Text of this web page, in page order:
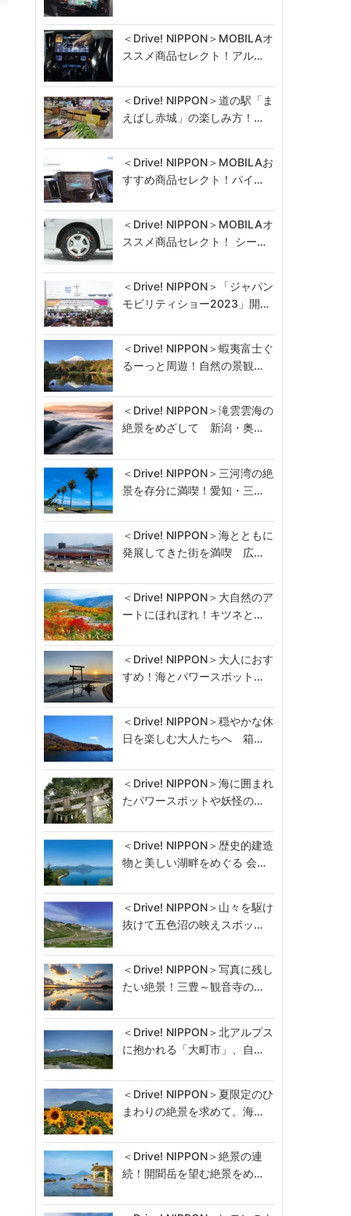
＜Drive! NIPPON＞MOBILAオ
ススメ商品セレクト！アル…
＜Drive! NIPPON＞道の駅「ま
えばし赤城」の楽しみ方！…
＜Drive! NIPPON＞MOBILAお
すすめ商品セレクト！パイ…
＜Drive! NIPPON＞MOBILAオ
ススメ商品セレクト！ シー…
＜Drive! NIPPON＞「ジャパン
モビリティショー2023」開…
＜Drive! NIPPON＞蝦夷富士ぐ
るーっと周遊！自然の景観…
＜Drive! NIPPON＞滝雲雲海の
絶景をめざして 新潟・奥…
＜Drive! NIPPON＞三河湾の絶
景を存分に満喫！愛知・三…
＜Drive! NIPPON＞海とともに
発展してきた街を満喫 広…
＜Drive! NIPPON＞大自然のア
ートにほれぼれ！キツネと…
＜Drive! NIPPON＞大人におす
すめ！海とパワースポット…
＜Drive! NIPPON＞穏やかな休
日を楽しむ大人たちへ 箱…
＜Drive! NIPPON＞海に囲まれ
たパワースポットや妖怪の…
＜Drive! NIPPON＞歴史的建造
物と美しい湖畔をめぐる 会…
＜Drive! NIPPON＞山々を駆け
抜けて五色沼の映えスポッ…
＜Drive! NIPPON＞写真に残し
たい絶景！三豊～観音寺の…
＜Drive! NIPPON＞北アルプス
に抱かれる「大町市」、自…
＜Drive! NIPPON＞夏限定のひ
まわりの絶景を求めて。海…
＜Drive! NIPPON＞絶景の連
続！開聞岳を望む絶景をめ…